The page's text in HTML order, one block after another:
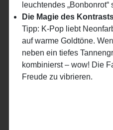
leuchtendes
Die Magie des
Tipp: K-Pop liebt
auf warme Goldtöne.
neben ein tiefes
kombinierst – wow! Die
Freude zu vibrieren.